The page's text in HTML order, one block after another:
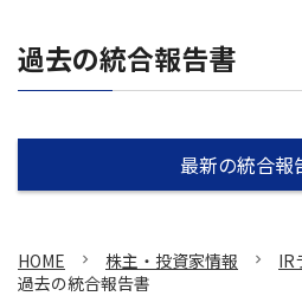
過去の統合報告書
最新の統合報
HOME 株主・投資家情報
IR
過去の統合報告書